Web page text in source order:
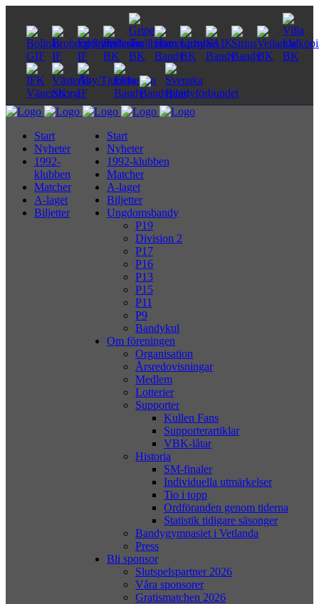
Start
Nyheter
1992-klubben
Matcher
A-laget
Biljetter
Ungdomsbandy
P19
Division 2
P17
P16
P13
P15
P11
P9
Bandykul
Om föreningen
Organisation
Årsredovisningar
Medlem
Lotterier
Supporter
Kullen Fans
Supporterartiklar
VBK-låtar
Historia
SM-finaler
Individuella utmärkelser
Tio i topp
Ordföranden genom tiderna
Statistik tidigare säsonger
Bandygymnasiet i Vetlanda
Press
Bli sponsor
Slutspelspartner 2026
Våra sponsorer
Gratismatchen 2026
Start
Nyheter
1992-
klubben
Matcher
A-laget
Biljetter